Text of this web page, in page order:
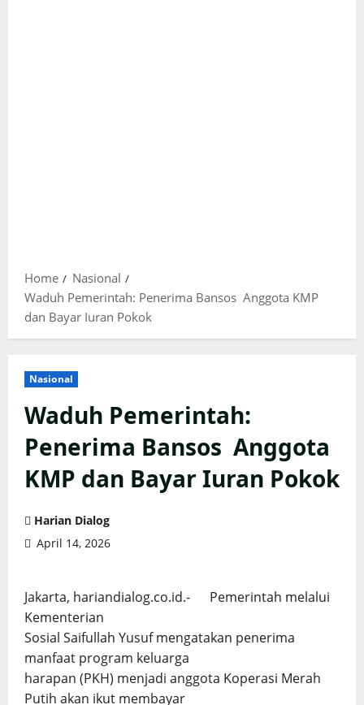
Home
Nasional
Waduh Pemerintah: Penerima Bansos Anggota KMP
dan Bayar Iuran Pokok
Nasional
Waduh Pemerintah:
Penerima Bansos Anggota
KMP dan Bayar Iuran Pokok
Harian Dialog
April 14, 2026
Jakarta, hariandialog.co.id.- Pemerintah melalui
Kementerian
Sosial Saifullah Yusuf mengatakan penerima
manfaat program keluarga
harapan (PKH) menjadi anggota Koperasi Merah
Putih akan ikut membayar